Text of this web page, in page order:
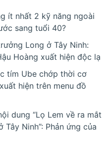
ít nhất 2 kỹ năng ngoài
sang tuổi 40?
Long ở Tây Ninh:
Hoàng xuất hiện độc lạ
tím Ube chớp thời cơ
hiện trên menu đồ
dung “Lọ Lem về ra mắt
Tây Ninh”: Phản ứng của